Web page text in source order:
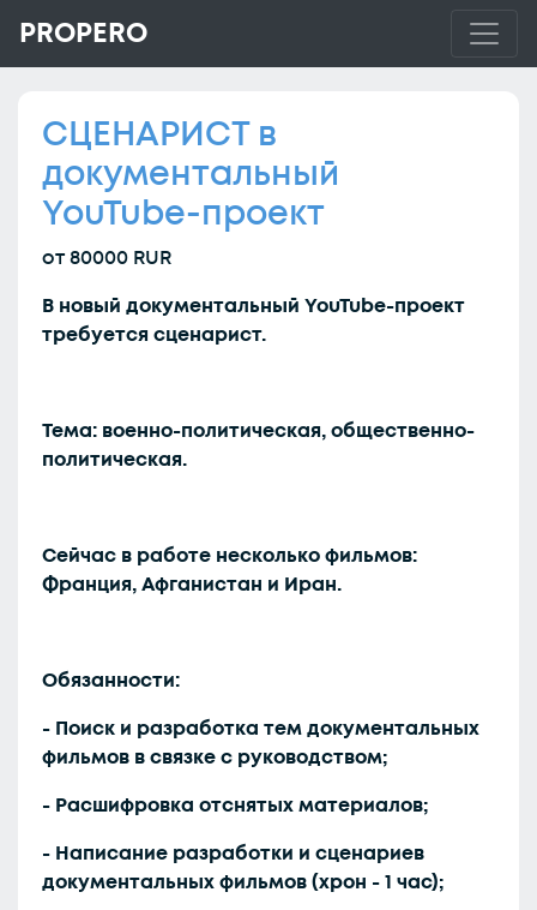
PROPERO
СЦЕНАРИСТ в
документальный
YouTube-проект
от 80000 RUR
В новый документальный YouTube-проект
требуется сценарист.
Тема: военно-политическая, общественно-
политическая.
Сейчас в работе несколько фильмов:
Франция, Афганистан и Иран.
Обязанности:
- Поиск и разработка тем документальных
фильмов в связке с руководством;
- Расшифровка отснятых материалов;
- Написание разработки и сценариев
документальных фильмов (хрон - 1 час);